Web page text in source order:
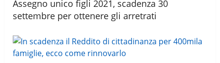
Assegno unico figli 2021, scadenza 30
settembre per ottenere gli arretrati